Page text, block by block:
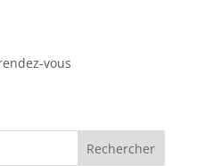
vous